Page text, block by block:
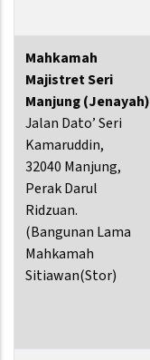
Mahkamah
Majistret Seri
Manjung(Jenayah)
Jalan Dato’ Seri
Kamaruddin,
32040 Manjung,
Perak Darul
Ridzuan.
(Bangunan Lama
Mahkamah
Sitiawan(Stor)